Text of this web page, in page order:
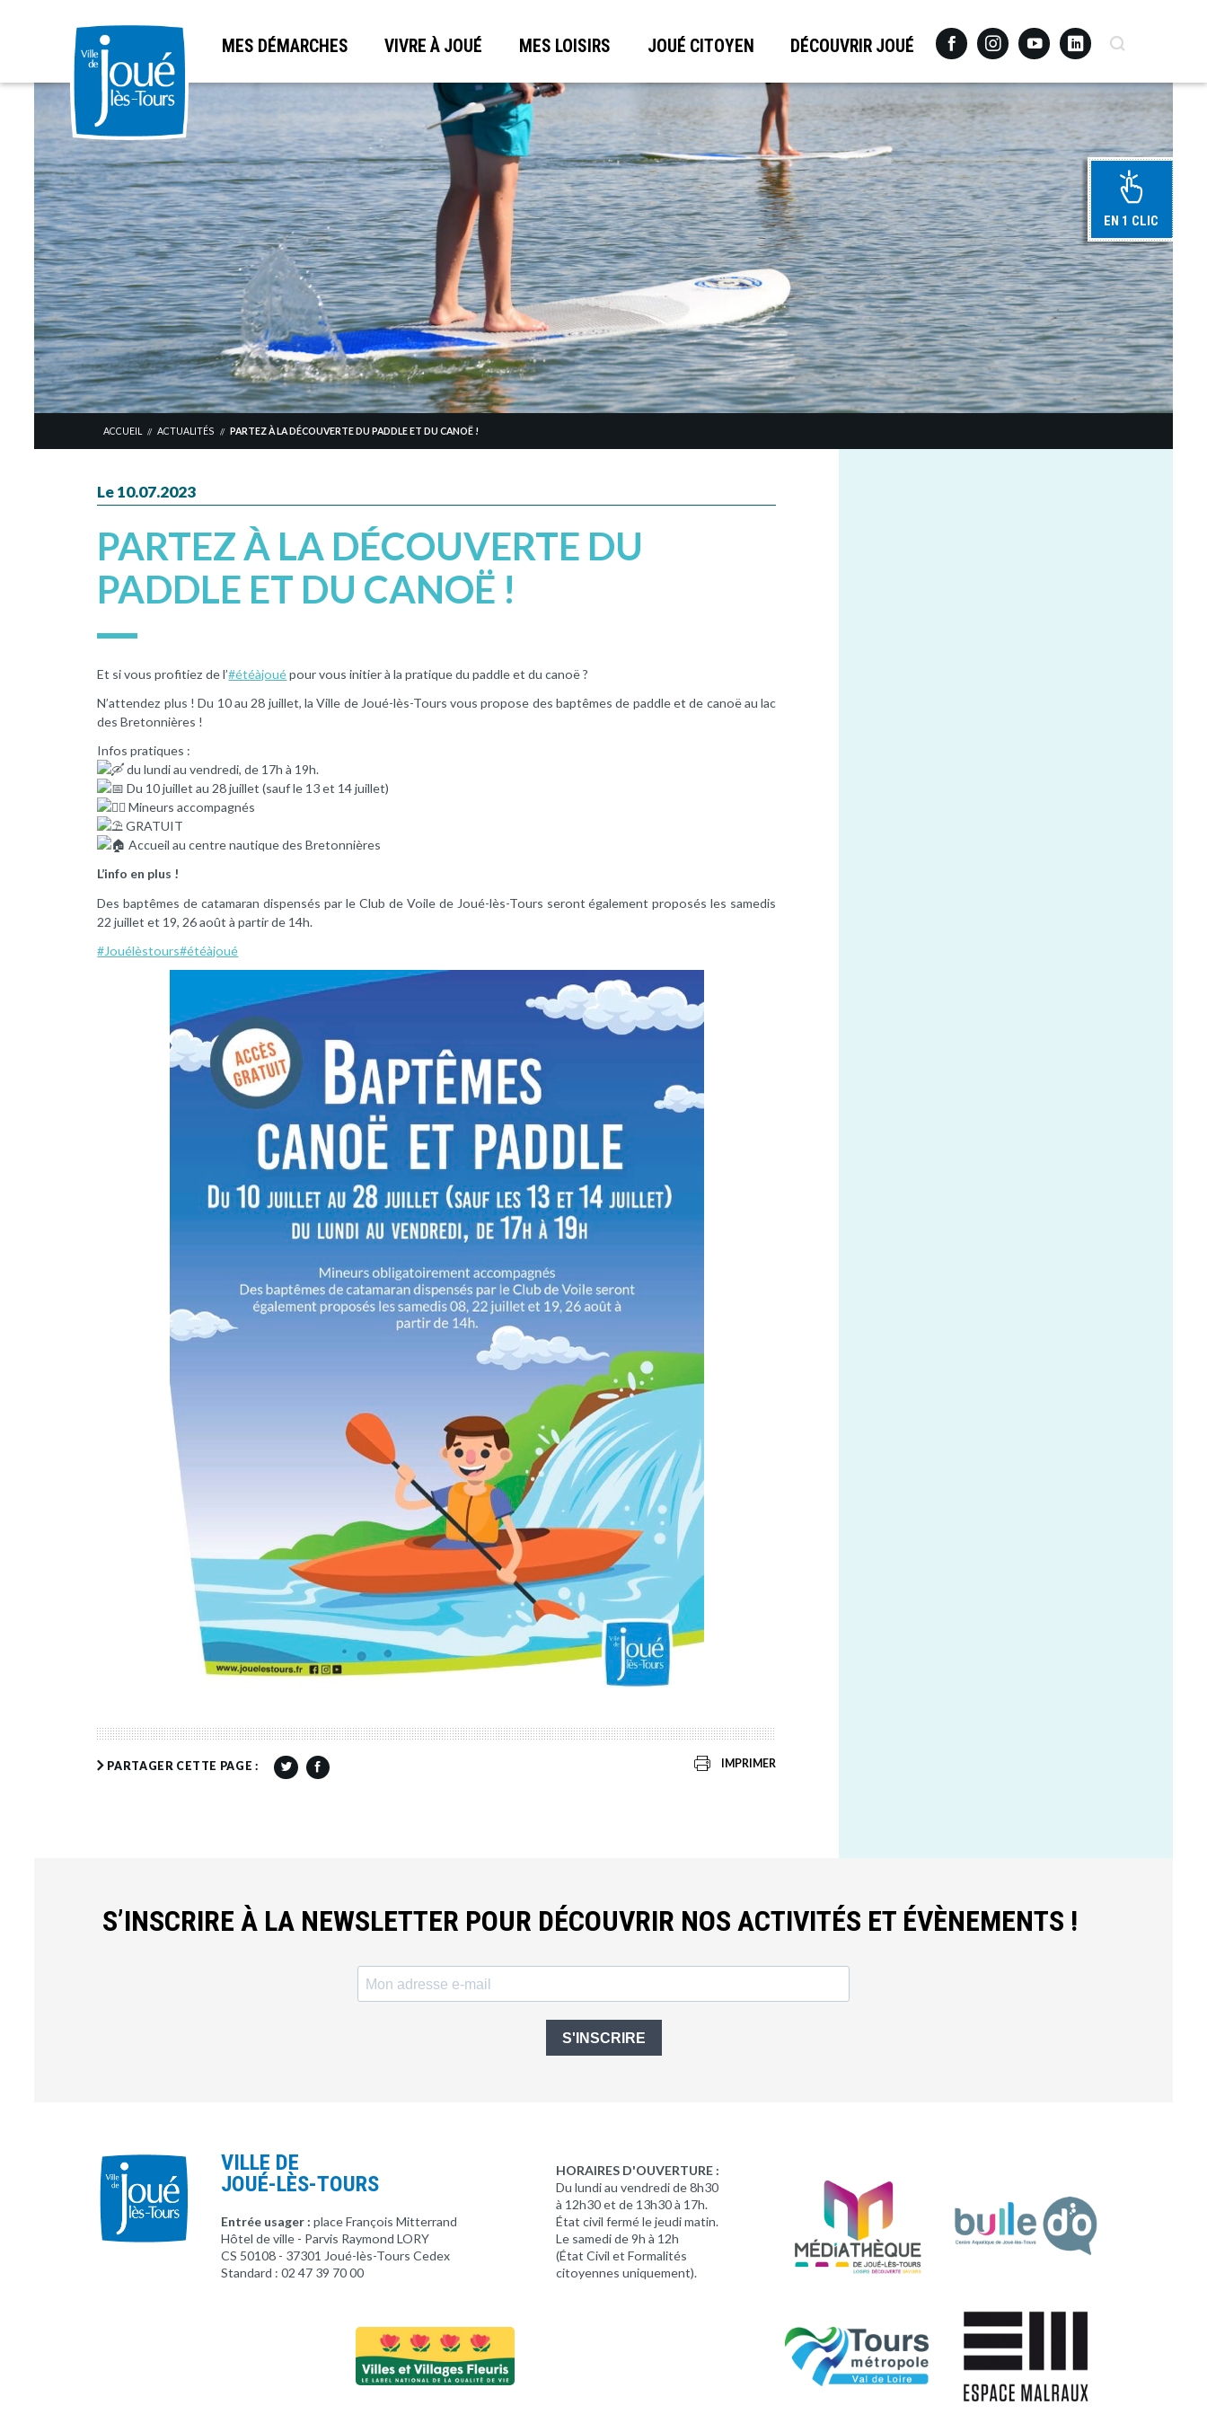
Aller
MES DÉMARCHES VIVRE À JOUÉ MES LOISIRS JOUÉ CITOYEN DÉCOUVRIR JOUÉ FacebookInstagramYoutubeLinkedinRecherche
EN 1 CLIC
ACCUEIL // ACTUALITÉS // PARTEZ À LA DÉCOUVERTE DU PADDLE ET DU CANOË !
Le 10.07.2023
PARTEZ À LA DÉCOUVERTE DU
PADDLE ET DU CANOË !
Et si vous profitiez de l’#étéàjouépour vous initier à la pratique du paddle et du canoë ?
N’attendez plus ! Du 10 au 28 juillet, la Ville de Joué-lès-Tours vous propose des baptêmes de paddle et de canoë au lac
des Bretonnières !
Infos pratiques :
du lundi au vendredi, de 17h à 19h.
Du 10 juillet au 28 juillet (sauf le 13 et 14 juillet)
Mineurs accompagnés
GRATUIT
Accueil au centre nautique des Bretonnières
L’info en plus !
Des baptêmes de catamaran dispensés par le Club de Voile de Joué-lès-Tours seront également proposés les samedis
22 juillet et 19, 26 août à partir de 14h.
#Jouélèstours#étéàjoué
PARTAGER CETTE PAGE : IMPRIMER
S’INSCRIRE À LA NEWSLETTER POUR DÉCOUVRIR NOS ACTIVITÉS ET ÉVÈNEMENTS !
S'INSCRIRE
VILLE DE
JOUÉ-LÈS-TOURS
Entrée usager : place François Mitterrand
Hôtel de ville - Parvis Raymond LORY
CS 50108 - 37301 Joué-lès-Tours Cedex
Standard : 02 47 39 70 00
HORAIRES D'OUVERTURE :
Du lundi au vendredi de 8h30
à 12h30 et de 13h30 à 17h.
État civil fermé le jeudi matin.
Le samedi de 9h à 12h
(État Civil et Formalités
citoyennes uniquement).